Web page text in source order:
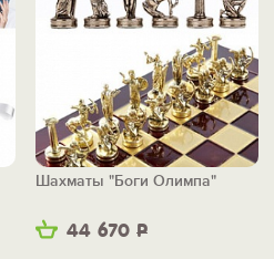
44 670 Р
Шахматы "Боги Олимпа"